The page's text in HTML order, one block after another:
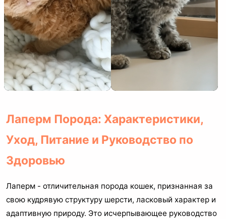
Лаперм Порода: Характеристики,
Уход, Питание и Руководство по
Здоровью
Лаперм - отличительная порода кошек, признанная за
свою кудрявую структуру шерсти, ласковый характер и
адаптивную природу. Это исчерпывающее руководство